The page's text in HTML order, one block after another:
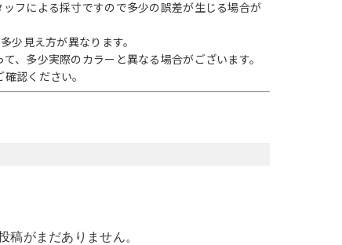
フによる採寸ですので多少の誤差が生じる場合が
少見え方が異なります。
、多少実際のカラーと異なる場合がございます。
認ください。
稿がまだありません。